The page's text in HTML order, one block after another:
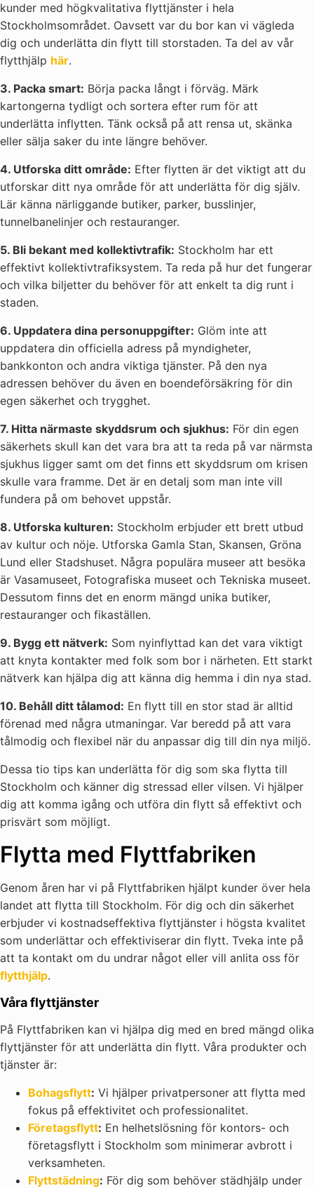
kunder med högkvalitativa flyttjänster i hela
Stockholmsområdet. Oavsett var du bor kan vi vägleda
dig och underlätta din flytt till storstaden. Ta del av vår
flytthjälp här.
3. Packa smart: Börja packa långt i förväg. Märk
kartongerna tydligt och sortera efter rum för att
underlätta inflytten. Tänk också på att rensa ut, skänka
eller sälja saker du inte längre behöver.
4. Utforska ditt område: Efter flytten är det viktigt att du
utforskar ditt nya område för att underlätta för dig själv.
Lär känna närliggande butiker, parker, busslinjer,
tunnelbanelinjer och restauranger.
5. Bli bekant med kollektivtrafik: Stockholm har ett
effektivt kollektivtrafiksystem. Ta reda på hur det fungerar
och vilka biljetter du behöver för att enkelt ta dig runt i
staden.
6. Uppdatera dina personuppgifter: Glöm inte att
uppdatera din officiella adress på myndigheter,
bankkonton och andra viktiga tjänster. På den nya
adressen behöver du även en boendeförsäkring för din
egen säkerhet och trygghet.
7. Hitta närmaste skyddsrum och sjukhus: För din egen
säkerhets skull kan det vara bra att ta reda på var närmsta
sjukhus ligger samt om det finns ett skyddsrum om krisen
skulle vara framme. Det är en detalj som man inte vill
fundera på om behovet uppstår.
8. Utforska kulturen: Stockholm erbjuder ett brett utbud
av kultur och nöje. Utforska Gamla Stan, Skansen, Gröna
Lund eller Stadshuset. Några populära museer att besöka
är Vasamuseet, Fotografiska museet och Tekniska museet.
Dessutom finns det en enorm mängd unika butiker,
restauranger och fikaställen.
9. Bygg ett nätverk: Som nyinflyttad kan det vara viktigt
att knyta kontakter med folk som bor i närheten. Ett starkt
nätverk kan hjälpa dig att känna dig hemma i din nya stad.
10. Behåll ditt tålamod: En flytt till en stor stad är alltid
förenad med några utmaningar. Var beredd på att vara
tålmodig och flexibel när du anpassar dig till din nya miljö.
Dessa tio tips kan underlätta för dig som ska flytta till
Stockholm och känner dig stressad eller vilsen. Vi hjälper
dig att komma igång och utföra din flytt så effektivt och
prisvärt som möjligt.
Flytta med Flyttfabriken
Genom åren har vi på Flyttfabriken hjälpt kunder över hela
landet att flytta till Stockholm. För dig och din säkerhet
erbjuder vi kostnadseffektiva flyttjänster i högsta kvalitet
som underlättar och effektiviserar din flytt. Tveka inte på
att ta kontakt om du undrar något eller vill anlita oss för
flytthjälp.
Våra flyttjänster
På Flyttfabriken kan vi hjälpa dig med en bred mängd olika
flyttjänster för att underlätta din flytt. Våra produkter och
tjänster är:
Bohagsflytt: Vi hjälper privatpersoner att flytta med
fokus på effektivitet och professionalitet.
Företagsflytt: En helhetslösning för kontors- och
företagsflytt i Stockholm som minimerar avbrott i
verksamheten.
Flyttstädning: För dig som behöver städhjälp under